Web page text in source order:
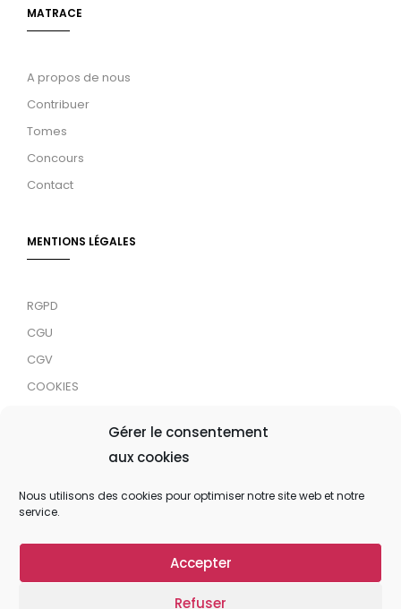
Gérer le consentement
aux cookies
Nous utilisons des cookies pour optimiser notre site web et notre
service.
Accepter
Refuser
MATRACE
A propos de nous
Contribuer
Tomes
Concours
Contact
MENTIONS LÉGALES
RGPD
CGU
CGV
COOKIES